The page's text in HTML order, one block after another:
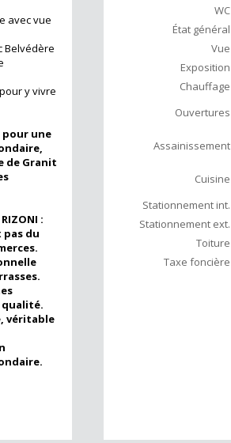
avec vue
Belvédère
y vivre
pour une
de Granit
:
pas du
véritable
WC
État général
Vue
Exposition
Chauffage
Ouvertures
Assainissement
Cuisine
Stationnement int.
Stationnement ext.
Toiture
Taxe foncière